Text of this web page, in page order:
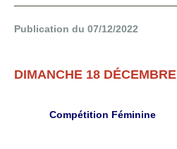
Publication du 07/12/2022
DIMANCHE 18 DÉCEMBRE
Compétition Féminine